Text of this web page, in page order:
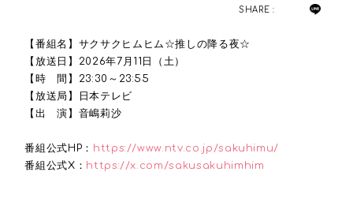
SHARE :
【番組名】サクサクヒムヒム☆推しの降る夜☆
【放送日】2026年7月11日（土）
【時 間】23:30～23:55
【放送局】日本テレビ
【出 演】音嶋莉沙
番組公式HP： https://www.ntv.co.jp/sakuhimu/
番組公式X： https://x.com/sakusakuhimhim